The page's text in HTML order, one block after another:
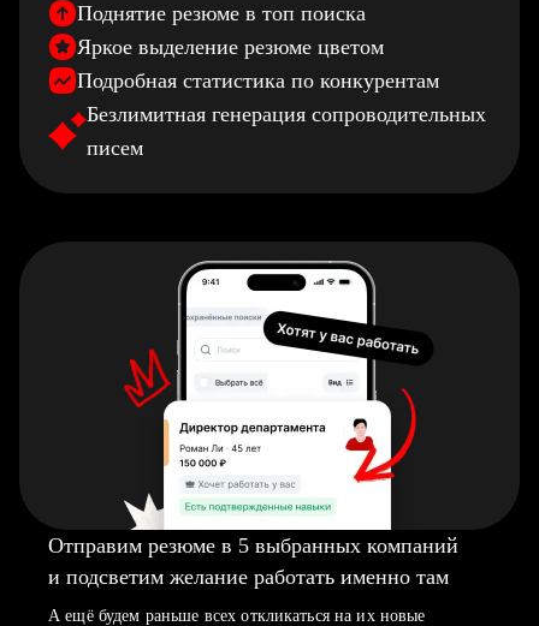
Поднятие резюме в топ поиска
Яркое выделение резюме цветом
Подробная статистика по конкурентам
Безлимитная генерация сопроводительных
писем
Отправим резюме в 5 выбранных компаний
и подсветим желание работать именно там
А ещё будем раньше всех откликаться на их новые